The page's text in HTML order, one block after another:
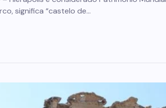
significa “castelo de…